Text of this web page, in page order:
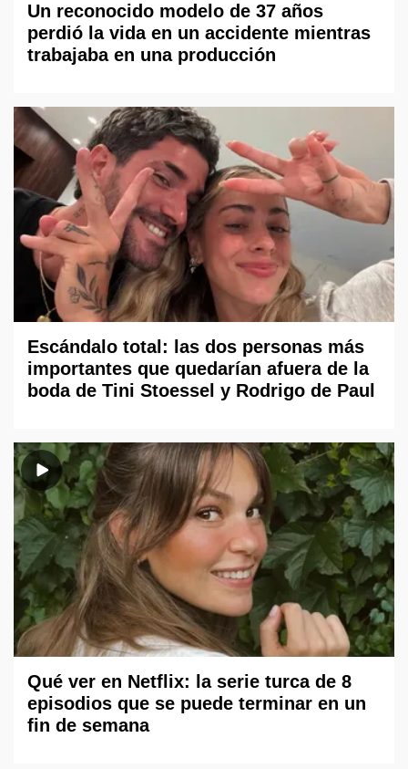
Un reconocido modelo de 37 años
perdió la vida en un accidente mientras
trabajaba en una producción
Escándalo total: las dos personas más
importantes que quedarían afuera de la
boda de Tini Stoessel y Rodrigo de Paul
Qué ver en Netflix: la serie turca de 8
episodios que se puede terminar en un
fin de semana